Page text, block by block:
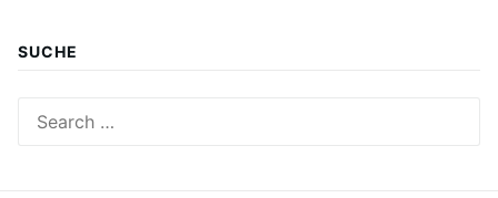
SUCHE
for: